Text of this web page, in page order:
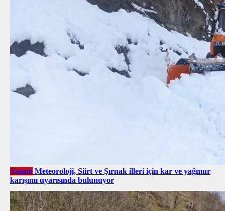
Yaşam Meteoroloji, Siirt ve Şırnak illeri için kar ve yağmur
karışımı uyarısında bulunuyor